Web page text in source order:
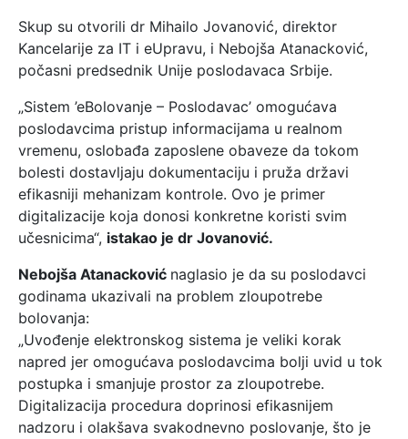
Skup su otvorili dr Mihailo Jovanović, direktor
Kancelarije za IT i eUpravu, i Nebojša Atanacković,
počasni predsednik Unije poslodavaca Srbije.
„Sistem ’eBolovanje – Poslodavac’ omogućava
poslodavcima pristup informacijama u realnom
vremenu, oslobađa zaposlene obaveze da tokom
bolesti dostavljaju dokumentaciju i pruža državi
efikasniji mehanizam kontrole. Ovo je primer
digitalizacije koja donosi konkretne koristi svim
učesnicima“, istakao je dr Jovanović.
Nebojša Atanacković naglasio je da su poslodavci
godinama ukazivali na problem zloupotrebe
bolovanja:
„Uvođenje elektronskog sistema je veliki korak
napred jer omogućava poslodavcima bolji uvid u tok
postupka i smanjuje prostor za zloupotrebe.
Digitalizacija procedura doprinosi efikasnijem
nadzoru i olakšava svakodnevno poslovanje, što je